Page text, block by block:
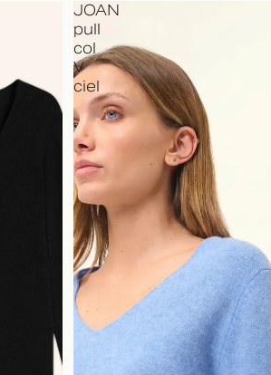
JOAN
pull
col
V
ciel